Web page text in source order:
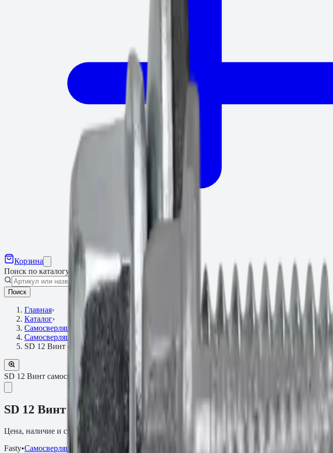
Корзина
Поиск по каталогу
Поиск
Главная›
Каталог›
Самосверлящие винты
Самосверлящие по стали
SD 12 Винт самосверлящий с шайбой 5.5×35
SD 12 Винт самосверлящий с шайбой
SD 12 Винт самосверлящий с шайбой 5.5×35
Цена, наличие и сроки поставки зависят от артикула, объёма и текущей партии.
Fasty•Самосверлящие по стали